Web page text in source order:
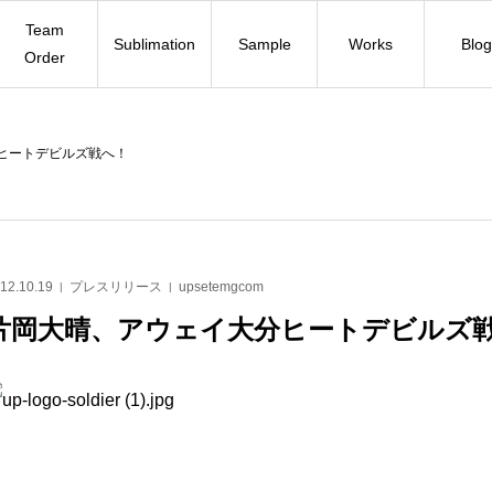
Team
Order
Sublimation Sample Works Blog
ートデビルズ戦へ！
プレスリリース upsetemgcom
岡大晴、アウェイ大分ヒートデビルズ